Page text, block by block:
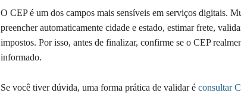
O CEP é um dos campos mais sensíveis em serviços digitais.
preencher automaticamente cidade e estado, estimar frete,
impostos. Por isso, antes de finalizar, confirme se o CEP
informado.
Se você tiver dúvida, uma forma prática de validar é consultar